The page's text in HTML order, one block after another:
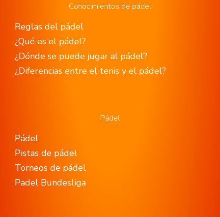
Conocimientos de pádel
Reglas del pádel
¿Qué es el pádel?
¿Dónde se puede jugar al pádel?
¿Diferencias entre el tenis y el pádel?
Pádel
Pádel
Pistas de pádel
Torneos de pádel
Padel Bundesliga